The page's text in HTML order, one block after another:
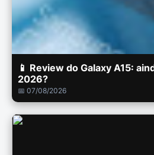
📱 Review do Galaxy A15:
2026?
📅 07/08/2026